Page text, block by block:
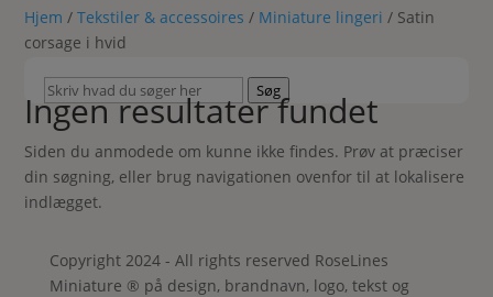
Hjem /Tekstiler & accessoires / Miniature lingeri / Satin
corsage i hvid
Skriv
hvad
søger
her
Søg
Ingen resultater fundet
Siden du anmodede om kunne ikke findes. Prøv at præciser
din søgning, eller brug navigationen ovenfor til at lokalisere
indlægget.
Copyright 2024 - All rights reserved RoseLines
Miniature ® på design, brandnavn, logo, tekst og